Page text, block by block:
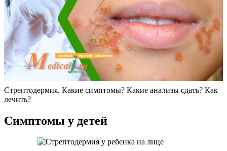
Стрептодермия. Какие симптомы? Какие анализы сдать? Как
лечить?
Симптомы у детей